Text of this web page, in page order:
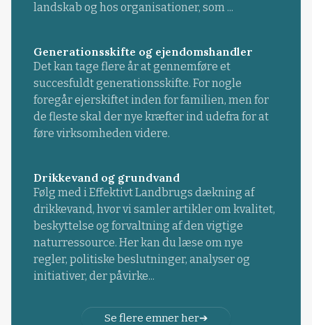
landskab og hos organisationer, som ...
Generationsskifte og ejendomshandler
Det kan tage flere år at gennemføre et
succesfuldt generationsskifte. For nogle
foregår ejerskiftet inden for familien, men for
de fleste skal der nye kræfter ind udefra for at
føre virksomheden videre.
Drikkevand og grundvand
Følg med i Effektivt Landbrugs dækning af
drikkevand, hvor vi samler artikler om kvalitet,
beskyttelse og forvaltning af den vigtige
naturressource. Her kan du læse om nye
regler, politiske beslutninger, analyser og
initiativer, der påvirke...
Se flere emner her